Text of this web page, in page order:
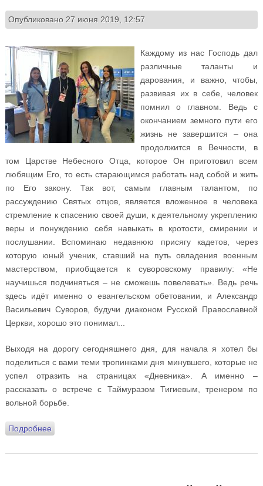
Опубликовано 27 июня 2019, 12:57
Каждому из нас Господь дал
различные таланты и
дарования, и важно, чтобы,
развивая их в себе, человек
помнил о главном. Ведь с
окончанием земного пути его
жизнь не завершится – она
продолжится в Вечности, в
том Царстве Небесного Отца, которое Он приготовил всем
любящим Его, то есть старающимся работать над собой и жить
по Его закону. Так вот, самым главным талантом, по
рассуждению Святых отцов, является вложенное в человека
стремление к спасению своей души, к деятельному укреплению
веры и понуждению себя навыкать в кротости, смирении и
послушании. Вспоминаю недавнюю присягу кадетов, через
которую юный ученик, ставший на путь овладения военным
мастерством, приобщается к суворовскому правилу: «Не
научишься подчиняться – не сможешь повелевать». Ведь речь
здесь идёт именно о евангельском обетовании, и Александр
Васильевич Суворов, будучи диаконом Русской Православной
Церкви, хорошо это понимал...
Выходя на дорогу сегодняшнего дня, для начала я хотел бы
поделиться с вами теми тропинками дня минувшего, которые не
успел отразить на страницах «Дневника». А именно –
рассказать о встрече с Таймуразом Тигиевым, тренером по
вольной борьбе.
Подробнеео Дневник духовника Олимпийской сборной России.
невольной борьбы